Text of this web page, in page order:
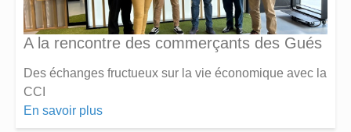
A la rencontre des commerçants des Gués
Des échanges fructueux sur la vie économique avec la
CCI
En savoir plus